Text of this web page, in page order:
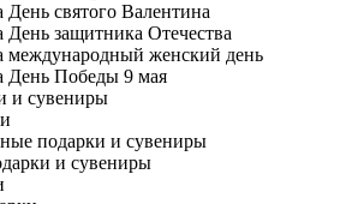
святого Валентина
День защитника Отечества
международный женский день
День Победы 9 мая
и сувениры
подарки и сувениры
и сувениры